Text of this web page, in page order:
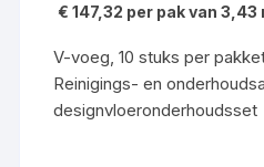
€ 147,32 per pak van 3,43
V-voeg, 10 stuks per
Reinigings- en
designvloeronderhoudsset